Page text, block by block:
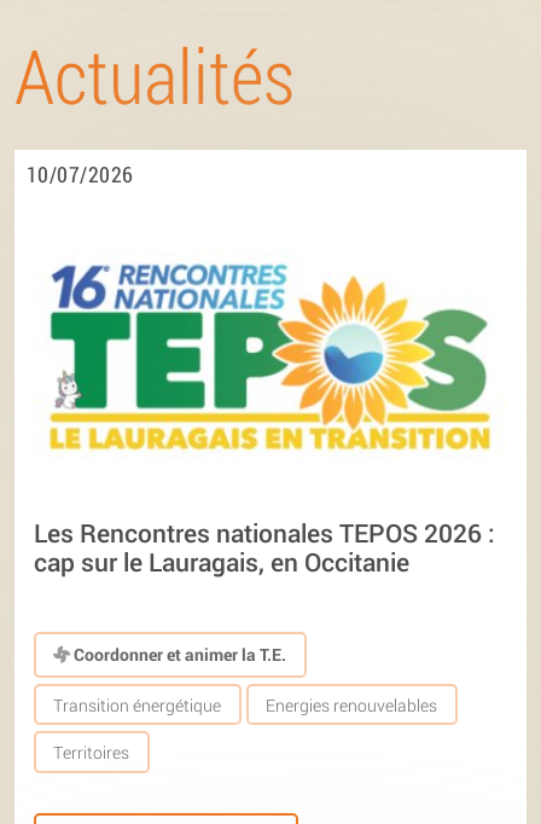
Actualités
10/07/2026
Les Rencontres nationales TEPOS 2026 :
cap sur le Lauragais, en Occitanie
Coordonner et animer la T.E.
Transition énergétique Energies renouvelables
Territoires